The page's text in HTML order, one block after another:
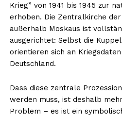
Krieg” von 1941 bis 1945 zur
erhoben. Die Zentralkirche
außerhalb Moskaus ist
ausgerichtet: Selbst die
orientieren sich an
Deutschland.
Dass diese zentrale
werden muss, ist deshalb
Problem – es ist ein